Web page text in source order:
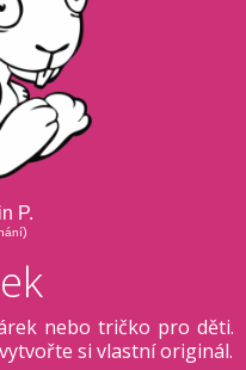
P.
)
nebo tričko pro děti.
si vlastní originál.